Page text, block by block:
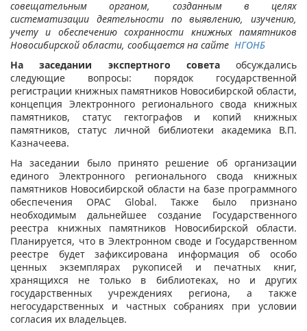
совещательным органом, созданным в целях
систематизации деятельности по выявлению, изучению,
учету и обеспечению сохранности книжных памятников
Новосибирской области, сообщается на сайте НГОНБ
На заседании экспертного советаобсуждались
следующие вопросы: порядок государственной
регистрации книжных памятников Новосибирской области,
концепция Электронного регионального свода книжных
памятников, статус гектографов и копий книжных
памятников, статус личной библиотеки академика В.П.
Казначеева.
На заседании было принято решение об организации
единого Электронного регионального свода книжных
памятников Новосибирской области на базе программного
обеспечения ОРАС Global. Также было признано
необходимым дальнейшее создание Государственного
реестра книжных памятников Новосибирской области.
Планируется, что в Электронном своде и Государственном
реестре будет зафиксирована информация об особо
ценных экземплярах рукописей и печатных книг,
хранящихся не только в библиотеках, но и других
государственных учреждениях региона, а также
негосударственных и частных собраниях при условии
согласия их владельцев.